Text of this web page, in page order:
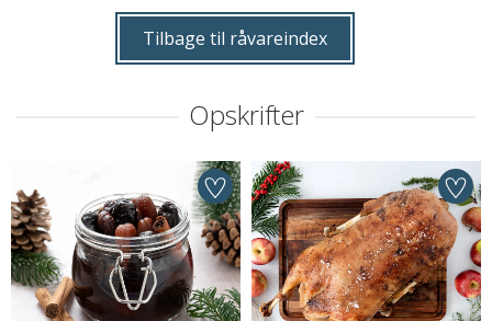
Tilbage til råvareindex
Opskrifter